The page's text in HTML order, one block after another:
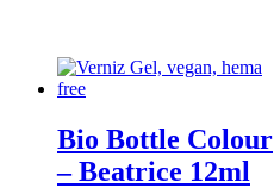
Bio Bottle Colour
– Beatrice 12ml